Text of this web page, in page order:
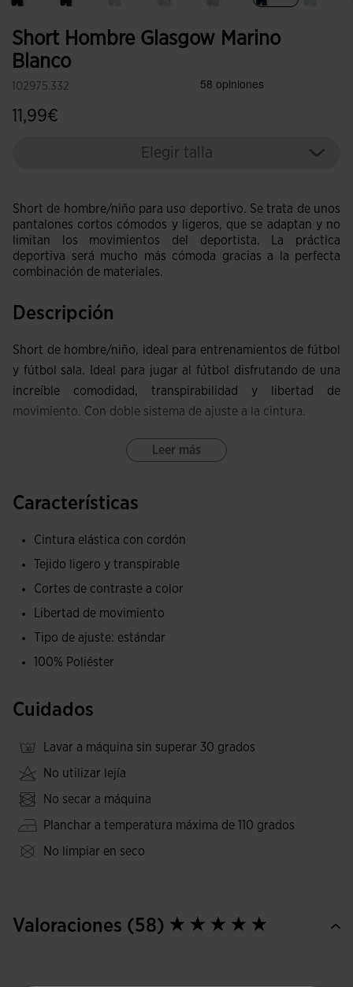
Short Hombre Glasgow Marino
Blanco
102975.332
11,99€
Elegir talla
Short de hombre/niño para uso deportivo. Se trata de unos
pantalones cortos cómodos y ligeros, que se adaptan y no
limitan los movimientos del deportista. La práctica
deportiva será mucho más cómoda gracias a la perfecta
combinación de materiales.
Descripción
Short de hombre/niño, ideal para entrenamientos de fútbol
y fútbol sala. Ideal para jugar al fútbol disfrutando de una
increíble comodidad, transpirabilidad y libertad de
movimiento. Con doble sistema de ajuste a la cintura.
Este pantalón corto posee cinturilla elástica que se adapta
pequeñas aberturas en el bajo lateral que tienen como fin
Está confeccionado con tejido ligero que capilariza el sudor
para mantener la transpirabilidad y la piel seca en todo
que se adaptan de manera precisa y no imponen límites al
movimiento. Muy resistentes ante el desgaste, los roces y
de piezas a contraste en los laterales.
Elegante logotipo Joma bordado.
Leer más
Características
Cintura elástica con cordón
Tejido ligero y transpirable
Cortes de contraste a color
Libertad de movimiento
Tipo de ajuste: estándar
100% Poliéster
Cuidados
Lavar a máquina sin superar 30 grados
No utilizar lejía
No secar a máquina
Planchar a temperatura máxima de 110 grados
No limpiar en seco
Valoraciones (58)